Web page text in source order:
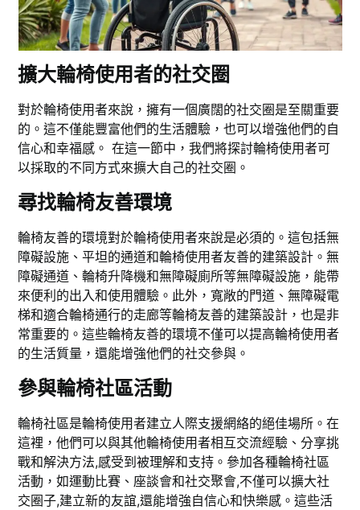
擴大輪椅使用者的社交圈
對於輪椅使用者來說，擁有一個廣闊的社交圈是至關重要
的。這不僅能豐富他們的生活體驗，也可以增強他們的自
信心和幸福感。 在這一節中，我們將探討輪椅使用者可
以採取的不同方式來擴大自己的社交圈。
尋找輪椅友善環境
輪椅友善的環境對於輪椅使用者來說是必須的。這包括無
障礙設施、平坦的通道和輪椅使用者友善的建築設計。無
障礙通道、輪椅升降機和無障礙廁所等無障礙設施，能帶
來便利的出入和使用體驗。此外，寬敞的門道、無障礙電
梯和適合輪椅通行的走廊等輪椅友善的建築設計，也是非
常重要的。這些輪椅友善的環境不僅可以提高輪椅使用者
的生活質量，還能增強他們的社交參與。
參與輪椅社區活動
輪椅社區是輪椅使用者建立人際支援網絡的絕佳場所。在
這裡，他們可以與其他輪椅使用者相互交流經驗、分享挑
戰和解決方法,感受到被理解和支持。參加各種輪椅社區
活動，如運動比賽、座談會和社交聚會,不僅可以擴大社
交圈子,建立新的友誼,還能增強自信心和快樂感。這些活